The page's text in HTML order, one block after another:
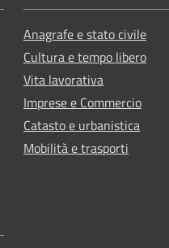
Anagrafe e stato civile
Cultura e tempo libero
Vita lavorativa
Imprese e Commercio
Catasto e urbanistica
Mobilità e trasporti